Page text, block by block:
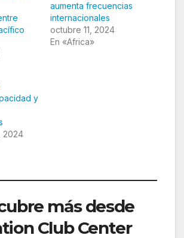
aumenta frecuencias
internacionales
octubre 11, 2024
En «Africa»
y
2024
más desde
Club Center